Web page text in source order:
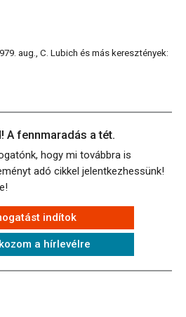
aug., C. Lubich és más keresztények:
A fennmaradás a tét.
hogy mi továbbra is
adó cikkel jelentkezhessünk!
indítok
a hírlevélre